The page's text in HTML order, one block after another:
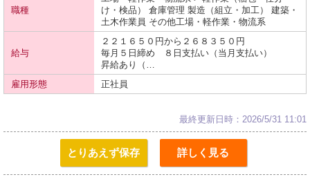
職種
け・検品） 倉庫管理 製造（組立・加工） 建築・
土木作業員 その他工場・軽作業・物流系
給与
２２１６５０円から２６８３５０円
毎月５日締め ８日支払い（当月支払い）
昇給あり（…
雇用形態
正社員
最終更新日時：2026/5/31 11:01
とりあえず保存 詳しく見る